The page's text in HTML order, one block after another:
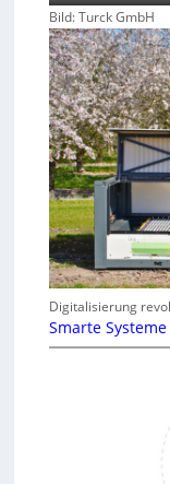
Bild: Turck GmbH
Digitalisierung
Smarte